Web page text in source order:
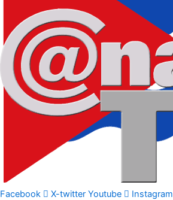
Facebook X-twitter Youtube Instagram